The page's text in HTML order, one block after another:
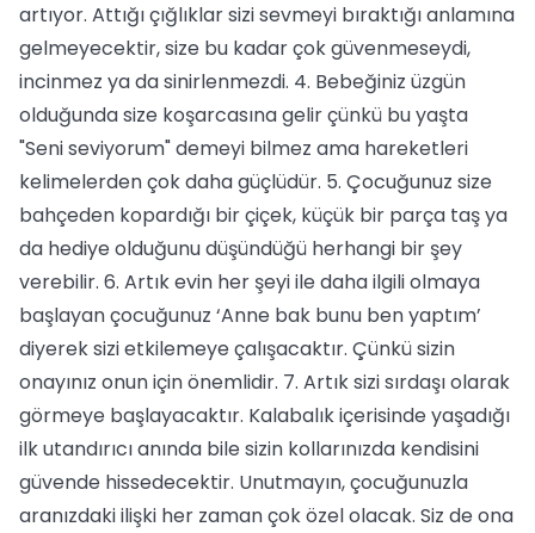
artıyor. Attığı çığlıklar sizi sevmeyi bıraktığı anlamına
gelmeyecektir, size bu kadar çok güvenmeseydi,
incinmez ya da sinirlenmezdi. 4. Bebeğiniz üzgün
olduğunda size koşarcasına gelir çünkü bu yaşta
"Seni seviyorum" demeyi bilmez ama hareketleri
kelimelerden çok daha güçlüdür. 5. Çocuğunuz size
bahçeden kopardığı bir çiçek, küçük bir parça taş ya
da hediye olduğunu düşündüğü herhangi bir şey
verebilir. 6. Artık evin her şeyi ile daha ilgili olmaya
başlayan çocuğunuz ‘Anne bak bunu ben yaptım’
diyerek sizi etkilemeye çalışacaktır. Çünkü sizin
onayınız onun için önemlidir. 7. Artık sizi sırdaşı olarak
görmeye başlayacaktır. Kalabalık içerisinde yaşadığı
ilk utandırıcı anında bile sizin kollarınızda kendisini
güvende hissedecektir. Unutmayın, çocuğunuzla
aranızdaki ilişki her zaman çok özel olacak. Siz de ona